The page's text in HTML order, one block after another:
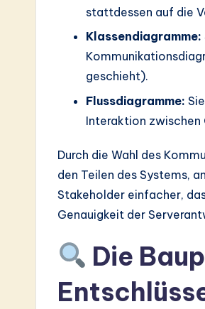
stattdessen auf die
Klassendiagramme:
geschieht).
Flussdiagramme:
Interaktion zwischen
Durch die Wahl des
den Teilen des Systems,
Stakeholder einfacher,
Genauigkeit der
Die